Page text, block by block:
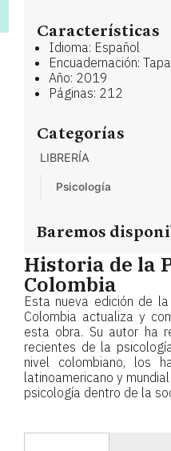
Características
Idioma: Español
Encuadernación:
Año: 2019
Páginas: 212
Categorías
LIBRERÍA
Psicología
Baremos
Historia de la
Colombia
Esta nueva edición de
Colombia actualiza y
esta obra. Su autor ha
recientes de la
nivel colombiano, los
latinoamericano y
psicología dentro de la